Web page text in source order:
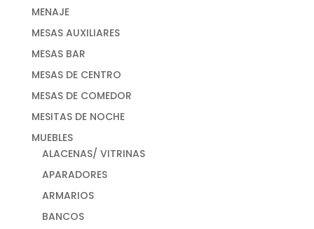
MENAJE
MESAS AUXILIARES
MESAS BAR
MESAS DE CENTRO
MESAS DE COMEDOR
MESITAS DE NOCHE
MUEBLES
ALACENAS/ VITRINAS
APARADORES
ARMARIOS
BANCOS